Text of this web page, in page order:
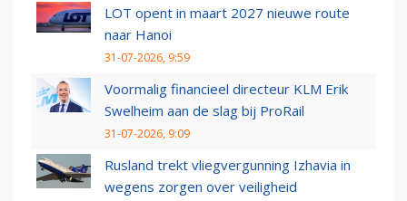
LOT opent in maart 2027 nieuwe route
naar Hanoi
31-07-2026, 9:59
Voormalig financieel directeur KLM Erik
Swelheim aan de slag bij ProRail
31-07-2026, 9:09
Rusland trekt vliegvergunning Izhavia in
wegens zorgen over veiligheid